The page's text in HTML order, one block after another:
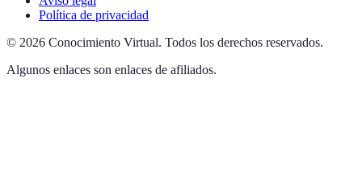
Política de privacidad
© 2026 Conocimiento Virtual. Todos los derechos reservados.
Algunos enlaces son enlaces de afiliados.